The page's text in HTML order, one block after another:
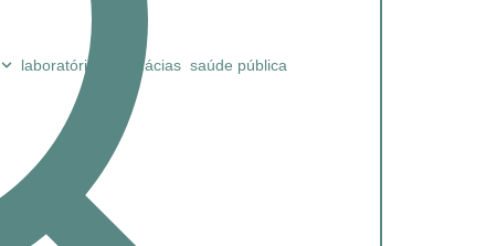
laboratórios farmácias saúde pública